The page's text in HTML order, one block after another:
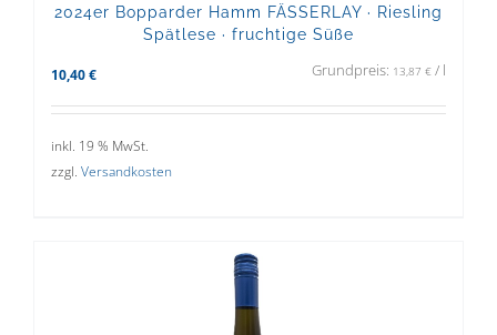
2024er Bopparder Hamm FÄSSERLAY · Riesling
Spätlese · fruchtige Süße
10,40 € Grundpreis: 13,87 € / l
inkl. 19 % MwSt.
zzgl. Versandkosten